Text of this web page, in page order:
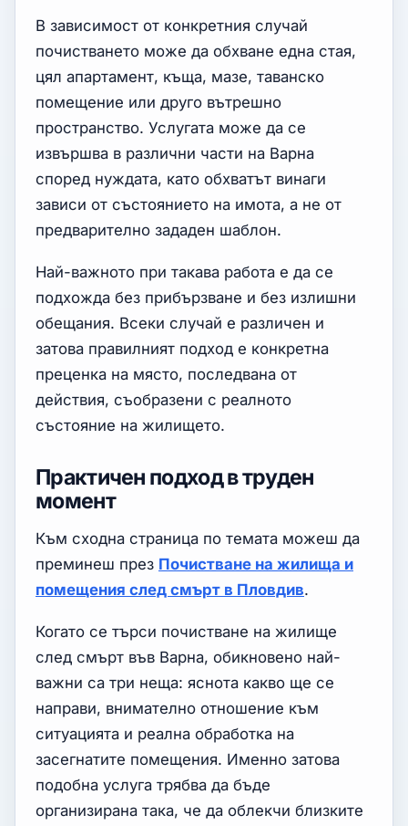
В зависимост от конкретния случай
почистването може да обхване една стая,
цял апартамент, къща, мазе, таванско
помещение или друго вътрешно
пространство. Услугата може да се
извършва в различни части на Варна
според нуждата, като обхватът винаги
зависи от състоянието на имота, а не от
предварително зададен шаблон.
Най-важното при такава работа е да се
подхожда без прибързване и без излишни
обещания. Всеки случай е различен и
затова правилният подход е конкретна
преценка на място, последвана от
действия, съобразени с реалното
състояние на жилището.
Практичен подход в труден
момент
Към сходна страница по темата можеш да
преминеш през Почистване на жилища и
помещения след смърт в Пловдив.
Когато се търси почистване на жилище
след смърт във Варна, обикновено най-
важни са три неща: яснота какво ще се
направи, внимателно отношение към
ситуацията и реална обработка на
засегнатите помещения. Именно затова
подобна услуга трябва да бъде
организирана така, че да облекчи близките